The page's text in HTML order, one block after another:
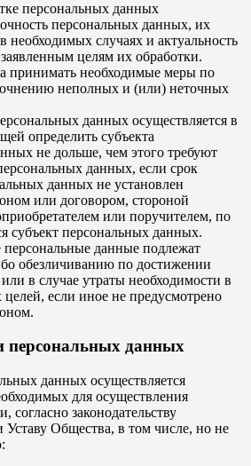
персональных данных
персональных данных, их
необходимых случаях и актуальность
целям их обработки.
принимать необходимые меры по
неполных и (или) неточных
данных осуществляется в
определить субъекта
не дольше, чем этого требуют
данных, если срок
данных не установлен
или договором, стороной
или поручителем, по
субъект персональных данных.
данные подлежат
обезличиванию по достижении
в случае утраты необходимости в
если иное не предусмотрено
персональных данных
данных осуществляется
для осуществления
согласно законодательству
Общества, в том числе, но не